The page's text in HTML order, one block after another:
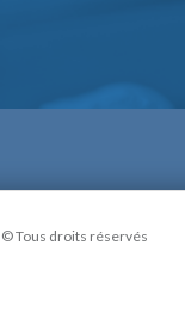
©Tous droits réservés